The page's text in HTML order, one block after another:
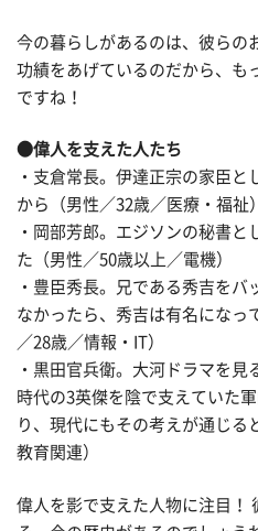
今の暮らしがあるのは、彼らの
功績をあげているのだから、も
ですね！
●偉人を支えた人たち
・支倉常長。伊達正宗の家臣
から（男性／32歳／医療・福祉）
・岡部芳郎。エジソンの秘書
た（男性／50歳以上／電機）
・豊臣秀長。兄である秀吉を
なかったら、秀吉は有名になっ
／28歳／情報・IT）
・黒田官兵衛。大河ドラマを見
時代の3英傑を陰で支えていた
り、現代にもその考えが通じる
教育関連）
偉人を影で支えた人物に注目！